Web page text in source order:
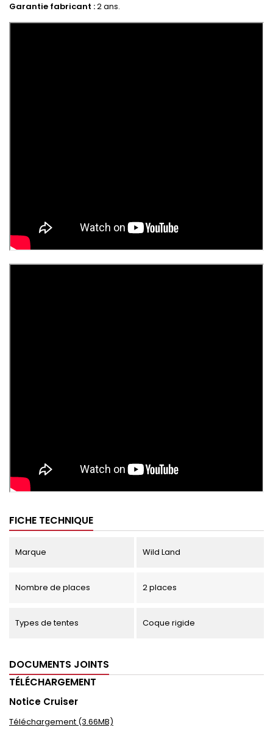
Garantie fabricant :2 ans.
FICHE TECHNIQUE
Marque Wild Land
Nombre de places 2 places
Types de tentes Coque rigide
DOCUMENTS JOINTS
TÉLÉCHARGEMENT
Notice Cruiser
Téléchargement (3.66MB)